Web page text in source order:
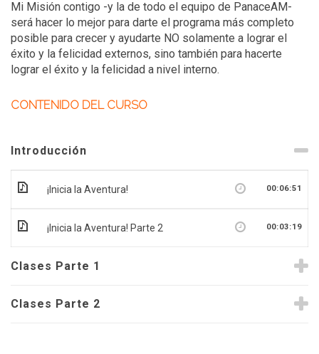
Mi Misión contigo -y la de todo el equipo de PanaceAM-
será hacer lo mejor para darte el programa más completo
posible para crecer y ayudarte NO solamente a lograr el
éxito y la felicidad externos, sino también para hacerte
lograr el éxito y la felicidad a nivel interno.
CONTENIDO DEL CURSO
Introducción
¡Inicia la Aventura! 00:06:51
¡Inicia la Aventura! Parte 2 00:03:19
Clases Parte 1
Clases Parte 2